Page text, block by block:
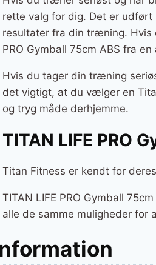
rette valg for dig. Det er
resultater fra din træning. Hvis
PRO Gymball 75cm ABS fra
Hvis du tager din træning
det vigtigt, at du vælger en
og tryg måde derhjemme.
TITAN LIFE PRO
Titan Fitness er kendt for
TITAN LIFE PRO Gymball
alle de samme muligheder for